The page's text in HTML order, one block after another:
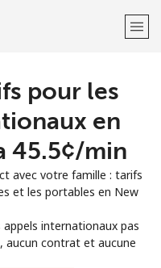
pour les
en
⁦45.5¢⁩/min
avec votre famille : tarifs
et les portables en New
internationaux pas
aucun contrat et aucune